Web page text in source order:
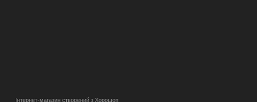
Інтернет-магазин створений з Хорошоп